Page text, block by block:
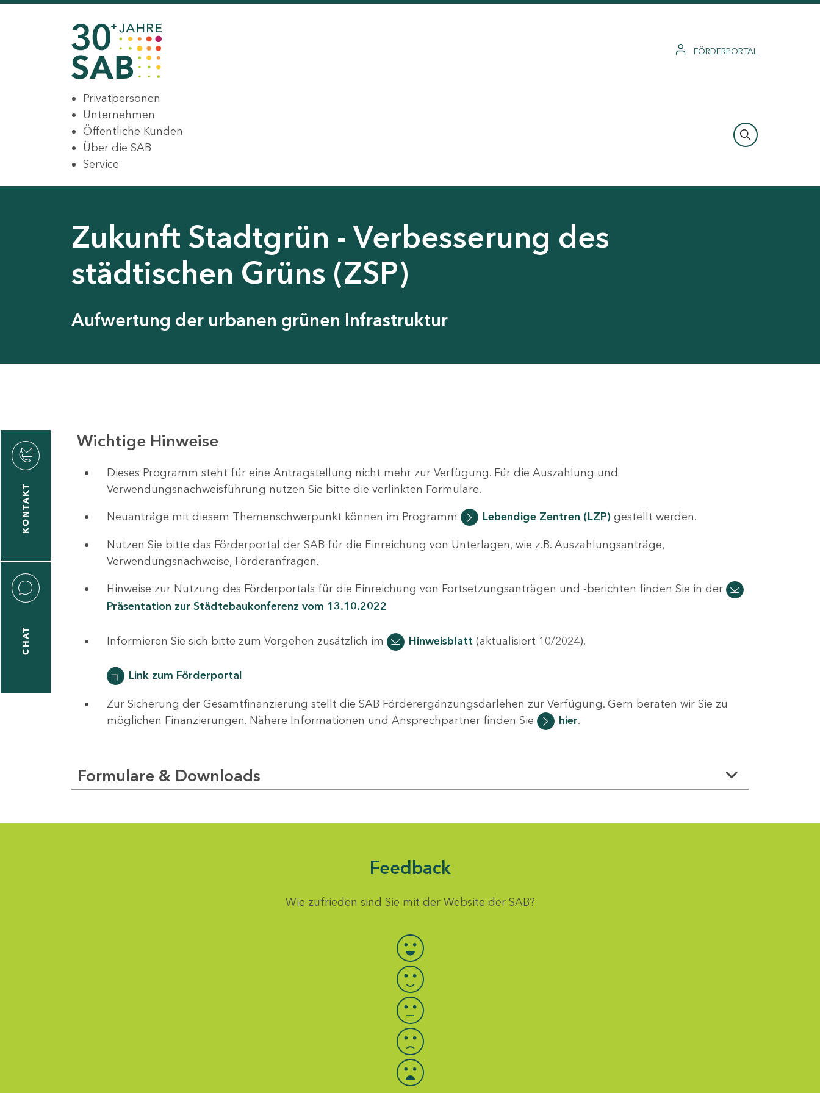
FÖRDERPORTAL
Privatpersonen
Unternehmen
Öffentliche Kunden
Über die SAB
Service
Zukunft Stadtgrün - Verbesserung des
städtischen Grüns (ZSP)
Aufwertung der urbanen grünen Infrastruktur
KONTAKT
CHAT
Wichtige Hinweise
Dieses Programm steht für eine Antragstellung nicht mehr zur Verfügung. Für die Auszahlung und
Verwendungsnachweisführung nutzen Sie bitte die verlinkten Formulare.
Neuanträge mit diesem Themenschwerpunkt können im Programm Lebendige Zentren (LZP)gestellt werden.
Nutzen Sie bitte das Förderportal der SAB für die Einreichung von Unterlagen, wie z.B. Auszahlungsanträge,
Verwendungsnachweise, Förderanfragen.
Hinweise zur Nutzung des Förderportals für die Einreichung von Fortsetzungsanträgen und -berichten finden Sie in der
Präsentation zur Städtebaukonferenz vom 13.10.2022
Informieren Sie sich bitte zum Vorgehen zusätzlich im Hinweisblatt (aktualisiert 10/2024).
Link zum Förderportal
Zur Sicherung der Gesamtfinanzierung stellt die SAB Förderergänzungsdarlehen zur Verfügung. Gern beraten wir Sie zu
möglichen Finanzierungen. Nähere Informationen und Ansprechpartner finden Sie
hier.
Formulare & Downloads
Feedback
Wie zufrieden sind Sie mit der Website der SAB?
Bewertung auswählen